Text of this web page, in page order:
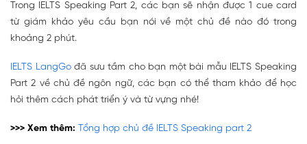
Trong IELTS Speaking Part 2, các bạn sẽ nhận được 1 cue card
từ giám khảo yêu cầu bạn nói về một chủ đề nào đó trong
khoảng 2 phút.
IELTS LangGođã sưu tầm cho bạn một bài mẫu IELTS Speaking
Part 2 về chủ đề ngôn ngữ, các bạn có thể tham khảo để học
hỏi thêm cách phát triển ý và từ vựng nhé!
>>> Xem thêm: Tổng hợp chủ đề IELTS Speaking part 2